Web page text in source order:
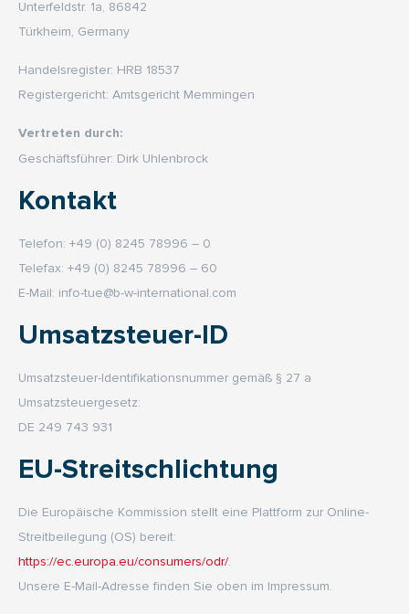
Unterfeldstr. 1a, 86842
Türkheim, Germany
Handelsregister: HRB 18537
Registergericht: Amtsgericht Memmingen
Vertreten durch:
Geschäftsführer: Dirk Uhlenbrock
Kontakt
Telefon: +49 (0) 8245 78996 – 0
Telefax: +49 (0) 8245 78996 – 60
E-Mail: info-tue@b-w-international.com
Umsatzsteuer-ID
Umsatzsteuer-Identifikationsnummer gemäß § 27 a
Umsatzsteuergesetz:
DE 249 743 931
EU-Streitschlichtung
Die Europäische Kommission stellt eine Plattform zur Online-
Streitbeilegung (OS) bereit:
https://ec.europa.eu/consumers/odr/.
Unsere E-Mail-Adresse finden Sie oben im Impressum.